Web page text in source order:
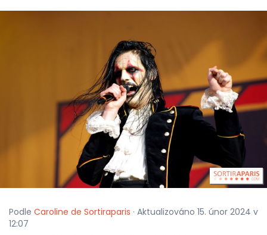
Podle Caroline de Sortiraparis · Aktualizováno 15. únor 2024 v
12:07